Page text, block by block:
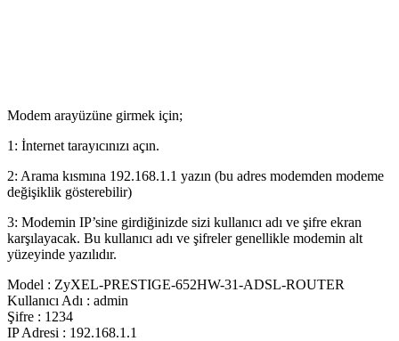
Modem arayüzüne girmek için;
1: İnternet tarayıcınızı açın.
2: Arama kısmına 192.168.1.1 yazın (bu adres modemden modeme
değişiklik gösterebilir)
3: Modemin IP’sine girdiğinizde sizi kullanıcı adı ve şifre ekran
karşılayacak. Bu kullanıcı adı ve şifreler genellikle modemin alt
yüzeyinde yazılıdır.
Model : ZyXEL-PRESTIGE-652HW-31-ADSL-ROUTER
Kullanıcı Adı : admin
Şifre : 1234
IP Adresi : 192.168.1.1